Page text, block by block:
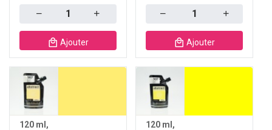
Ajouter Ajouter
120 ml
120 ml